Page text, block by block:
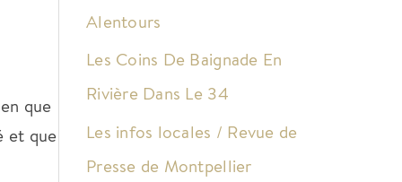
que
et que
Alentours
Les Coins De Baignade En
Rivière Dans Le 34
Les infos locales / Revue de
Presse de Montpellier